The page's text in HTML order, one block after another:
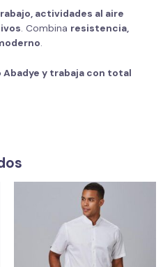
actividades al aire
. Combina resistencia,
.
Abadye y trabaja con total